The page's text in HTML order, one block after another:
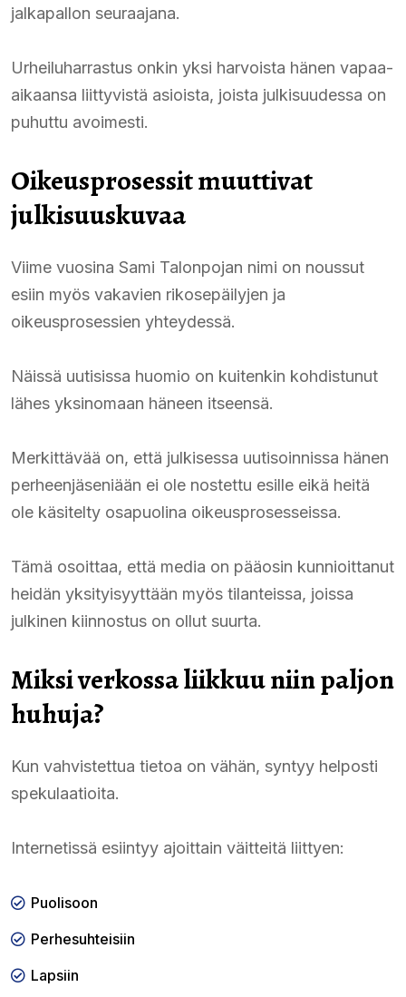
jalkapallon seuraajana.
Urheiluharrastus onkin yksi harvoista hänen vapaa-
aikaansa liittyvistä asioista, joista julkisuudessa on
puhuttu avoimesti.
Oikeusprosessit muuttivat
julkisuuskuvaa
Viime vuosina Sami Talonpojan nimi on noussut
esiin myös vakavien rikosepäilyjen ja
oikeusprosessien yhteydessä.
Näissä uutisissa huomio on kuitenkin kohdistunut
lähes yksinomaan häneen itseensä.
Merkittävää on, että julkisessa uutisoinnissa hänen
perheenjäseniään ei ole nostettu esille eikä heitä
ole käsitelty osapuolina oikeusprosesseissa.
Tämä osoittaa, että media on pääosin kunnioittanut
heidän yksityisyyttään myös tilanteissa, joissa
julkinen kiinnostus on ollut suurta.
Miksi verkossa liikkuu niin paljon
huhuja?
Kun vahvistettua tietoa on vähän, syntyy helposti
spekulaatioita.
Internetissä esiintyy ajoittain väitteitä liittyen:
Puolisoon
Perhesuhteisiin
Lapsiin